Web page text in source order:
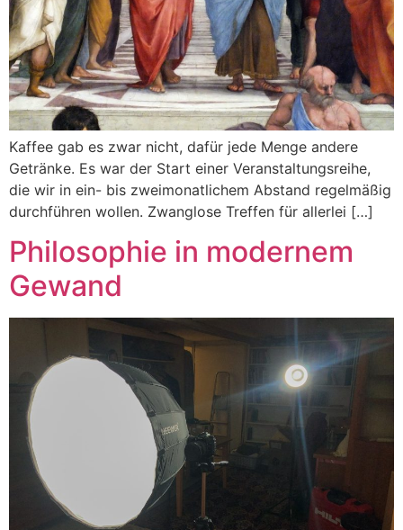
Kaffee gab es zwar nicht, dafür jede Menge andere
Getränke. Es war der Start einer Veranstaltungsreihe,
die wir in ein- bis zweimonatlichem Abstand regelmäßig
durchführen wollen. Zwanglose Treffen für allerlei […]
Philosophie in modernem
Gewand